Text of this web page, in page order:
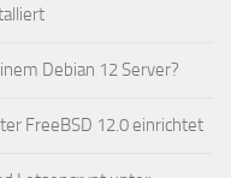
Debian 12 Server?
FreeBSD 12.0 einrichtet